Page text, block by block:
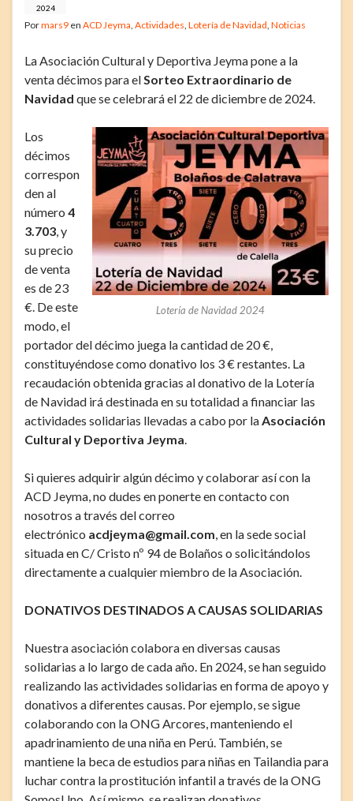
2024
Pormars9 en ACD Jeyma Actividades Lotería de Navidad Noticias
La Asociación Cultural y Deportiva Jeyma pone a la
venta décimos para elSorteo Extraordinario de
Navidad que se celebrará el 22 de diciembre de 2024.
Lotería de Navidad 2024
Los
décimos
correspon
den al
número 4
3.703, y
su precio
de venta
es de 23
€. De este
modo, el
portador del décimo juega la cantidad de 20 €,
constituyéndose como donativo los 3 € restantes. La
recaudación obtenida gracias al donativo de la Lotería
de Navidad irá destinada en su totalidad a financiar las
actividades solidarias llevadas a cabo por laAsociación
Cultural y Deportiva Jeyma.
Si quieres adquirir algún décimo y colaborar así con la
ACD Jeyma, no dudes en ponerte en contacto con
nosotros a través del correo
electrónico acdjeyma@gmail.com, en la sede social
situada en C/ Cristo nº 94 de Bolaños o solicitándolos
directamente a cualquier miembro de la Asociación.
DONATIVOS DESTINADOS A CAUSAS SOLIDARIAS
Nuestra asociación colabora en diversas causas
solidarias a lo largo de cada año. En 2024, se han seguido
realizando las actividades solidarias en forma de apoyo y
donativos a diferentes causas. Por ejemplo, se sigue
colaborando con la ONG Arcores, manteniendo el
apadrinamiento de una niña en Perú. También, se
mantiene la beca de estudios para niñas en Tailandia para
luchar contra la prostitución infantil a través de la ONG